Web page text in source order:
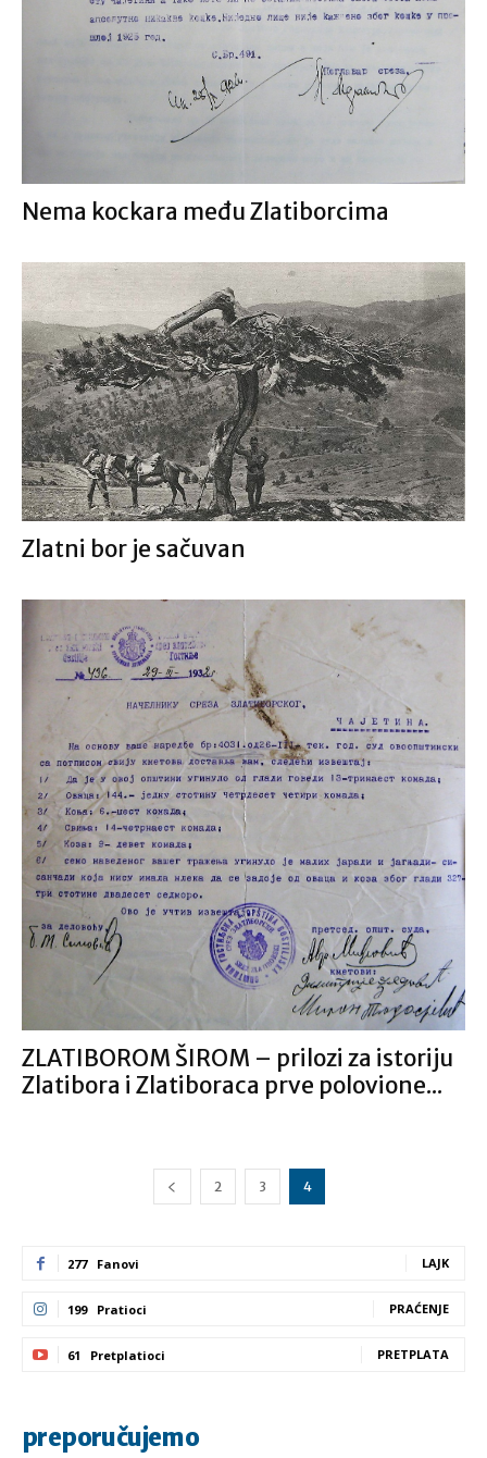
Nema kockara među Zlatiborcima
Zlatni bor je sačuvan
ZLATIBOROM ŠIROM – prilozi za istoriju
Zlatibora i Zlatiboraca prve polovione...
2 3 4
277 Fanovi LAJK
199 Pratioci PRAĆENJE
61 Pretplatioci PRETPLATA
preporučujemo